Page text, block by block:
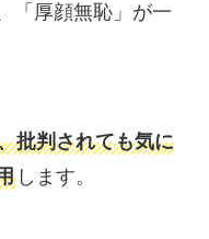
「厚顔無恥」が一
批判されても気に
します。